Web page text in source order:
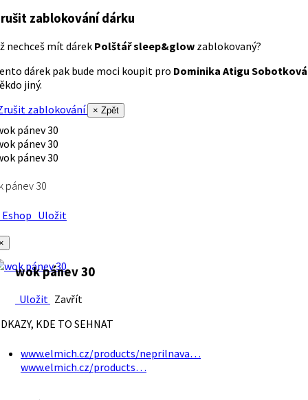
zablokování dárku
nechceš mít dárek Polštář sleep&glow zablokovaný?
dárek pak bude moci koupit pro Dominika Atigu Sobotková
jiný.
zablokování
× Zpět
pánev 30
Uložit
wok pánev 30
Uložit Zavřít
KDE TO SEHNAT
www.elmich.cz/products/neprilnava…
www.elmich.cz/products…